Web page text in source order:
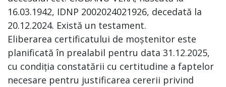
16.03.1942, IDNP 2002024021926, decedată la
20.12.2024. Există un testament.
Eliberarea certificatului de moștenitor este
planificată în prealabil pentru data 31.12.2025,
cu condiția constatării cu certitudine a faptelor
necesare pentru justificarea cererii privind